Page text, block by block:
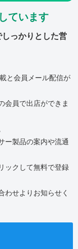
ています
っかりとした営
と会員メール配信が
会員で出店ができま
ー製品の案内や流通
ックして無料で登録
わせよりお知らせく